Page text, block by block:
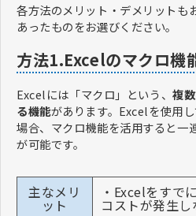
各方法のメリット・デメリットも
あったものをお選びください。
方法1.Excelのマクロ機
Excelには「マクロ」という、複
る機能があります。Excelを使用
場合、マクロ機能を活用すると一
が可能です。
主なメリ
ット
・Excelをすで
コストが発生し